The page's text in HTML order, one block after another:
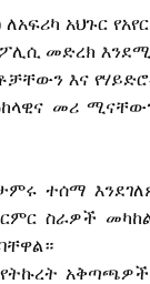
ለአፍሪካ አህጉር የአየር
መድረክ
እና የሃይድሮ
መሪ
ተሰማ
ስራዎች
የትኩረት አቅጣጫዎች